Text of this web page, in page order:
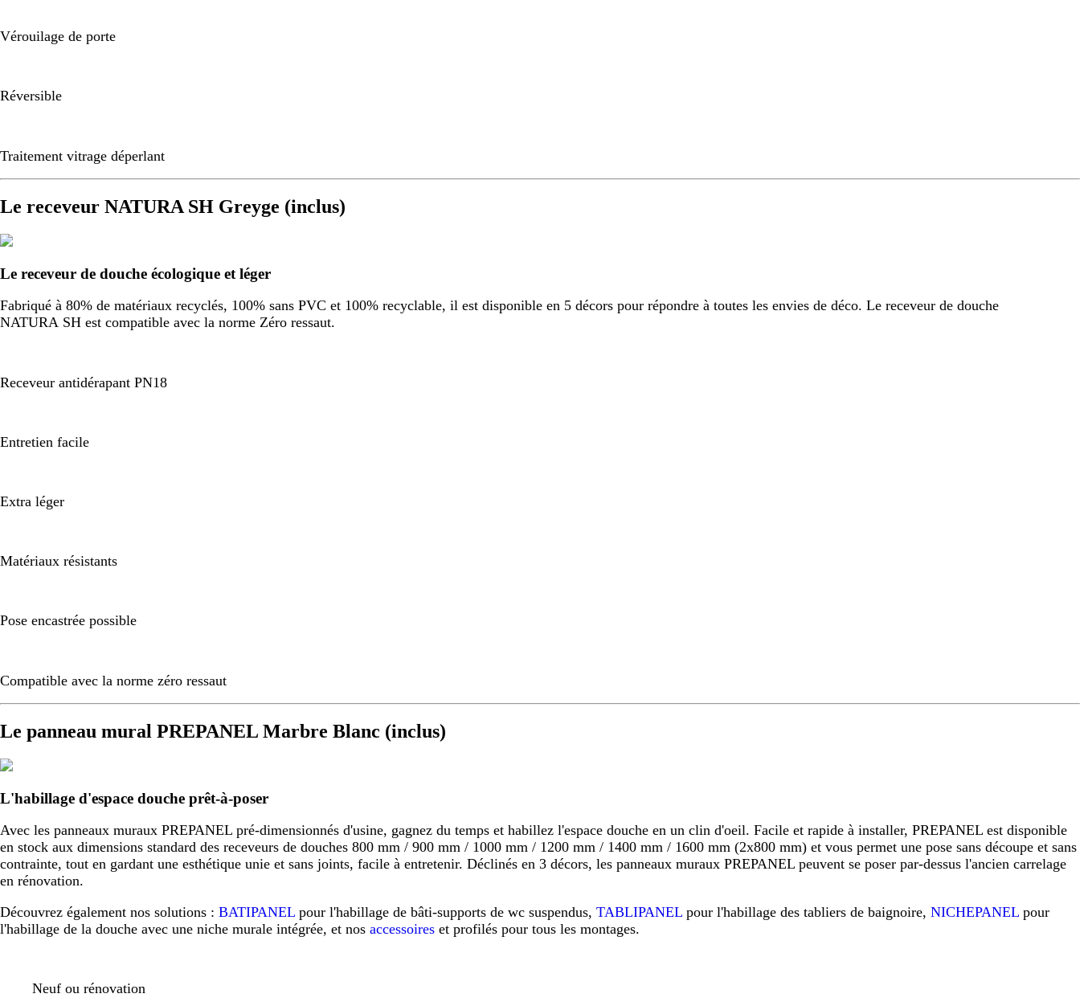
Vérouilage de porte
Réversible
Traitement vitrage déperlant
Le receveur NATURA SH Greyge (inclus)
Le receveur de douche écologique et léger
Fabriqué à 80% de matériaux recyclés, 100% sans PVC et 100% recyclable, il est disponible en 5 décors pour répondre à toutes les envies de déco. Le receveur de douche
NATURA SH est compatible avec la norme Zéro ressaut.
Receveur antidérapant PN18
Entretien facile
Extra léger
Matériaux résistants
Pose encastrée possible
Compatible avec la norme zéro ressaut
Le panneau mural PREPANEL Marbre Blanc (inclus)
L'habillage d'espace douche prêt-à-poser
Avec les panneaux muraux PREPANEL pré-dimensionnés d'usine, gagnez du temps et habillez l'espace douche en un clin d'oeil. Facile et rapide à installer, PREPANEL est disponible
en stock aux dimensions standard des receveurs de douches 800 mm / 900 mm / 1000 mm / 1200 mm / 1400 mm / 1600 mm (2x800 mm) et vous permet une pose sans découpe et sans
contrainte, tout en gardant une esthétique unie et sans joints, facile à entretenir. Déclinés en 3 décors, les panneaux muraux PREPANEL peuvent se poser par-dessus l'ancien carrelage
en rénovation.
Découvrez également nos solutions : BATIPANEL pour l'habillage de bâti-supports de wc suspendus, TABLIPANEL pour l'habillage des tabliers de baignoire, NICHEPANEL pour
l'habillage de la douche avec une niche murale intégrée, et nos accessoires et profilés pour tous les montages.
Neuf ou rénovation